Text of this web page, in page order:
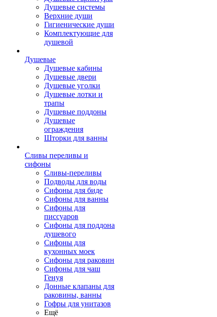
Душевые системы
Верхние души
Гигиенические души
Комплектующие для
душевой
Душевые
Душевые кабины
Душевые двери
Душевые уголки
Душевые лотки и
трапы
Душевые поддоны
Душевые
ограждения
Шторки для ванны
Сливы переливы и
сифоны
Сливы-переливы
Подводы для воды
Сифоны для биде
Сифоны для ванны
Сифоны для
писсуаров
Сифоны для поддона
душевого
Сифоны для
кухонных моек
Сифоны для раковин
Сифоны для чаш
Генуя
Донные клапаны для
раковины, ванны
Гофры для унитазов
Ещё